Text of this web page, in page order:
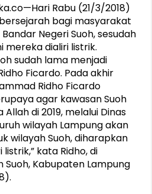
Rabu (21/3/2018)
bagi masyarakat
Negeri Suoh, sesudah
mereka dialiri listrik.
sudah lama menjadi
Ficardo. Pada akhir
Ridho Ficardo
agar kawasan Suoh
Allah di 2019, melalui Dinas
wilayah Lampung akan
wilayah Suoh, diharapkan
kata Ridho, di
Kabupaten Lampung